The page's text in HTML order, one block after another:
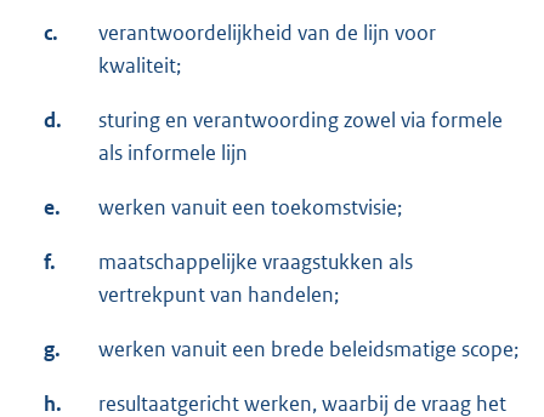
c.
verantwoordelijkheid van de lijn voor
kwaliteit;
d.
sturing en verantwoording zowel via formele
als informele lijn
e. werken vanuit een toekomstvisie;
f.
maatschappelijke vraagstukken als
vertrekpunt van handelen;
g. werken vanuit een brede beleidsmatige scope;
h.
resultaatgericht werken, waarbij de vraag het